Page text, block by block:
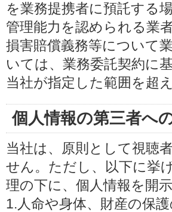
を業務提携者に預託する
管理能力を認められる業
損害賠償義務等について
いては、業務委託契約に
当社が指定した範囲を超
個人情報の第三者へ
当社は、原則として視聴
せん。ただし、以下に挙
理の下に、個人情報を開
1.人命や身体、財産の保